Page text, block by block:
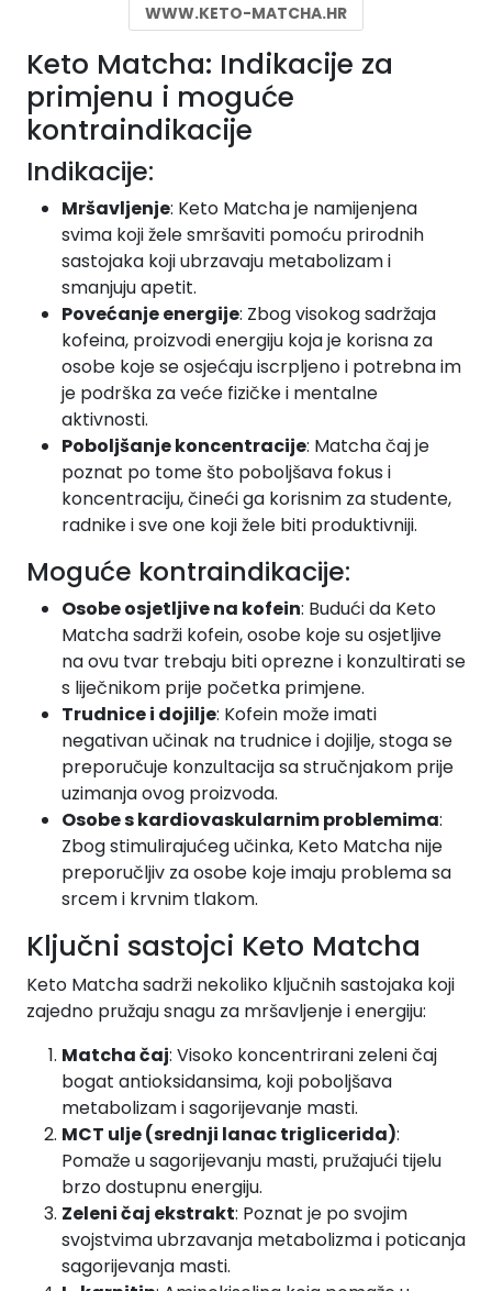
WWW.KETO-MATCHA.HR
Keto Matcha: Indikacije za
primjenu i moguće
kontraindikacije
Indikacije:
Mršavljenje: Keto Matcha je namijenjena
svima koji žele smršaviti pomoću prirodnih
sastojaka koji ubrzavaju metabolizam i
smanjuju apetit.
Povećanje energije: Zbog visokog sadržaja
kofeina, proizvodi energiju koja je korisna za
osobe koje se osjećaju iscrpljeno i potrebna im
je podrška za veće fizičke i mentalne
aktivnosti.
Poboljšanje koncentracije: Matcha čaj je
poznat po tome što poboljšava fokus i
koncentraciju, čineći ga korisnim za studente,
radnike i sve one koji žele biti produktivniji.
Moguće kontraindikacije:
Osobe osjetljive na kofein: Budući da Keto
Matcha sadrži kofein, osobe koje su osjetljive
na ovu tvar trebaju biti oprezne i konzultirati se
s liječnikom prije početka primjene.
Trudnice i dojilje: Kofein može imati
negativan učinak na trudnice i dojilje, stoga se
preporučuje konzultacija sa stručnjakom prije
uzimanja ovog proizvoda.
Osobe s kardiovaskularnim problemima:
Zbog stimulirajućeg učinka, Keto Matcha nije
preporučljiv za osobe koje imaju problema sa
srcem i krvnim tlakom.
Ključni sastojci Keto Matcha
Keto Matcha sadrži nekoliko ključnih sastojaka koji
zajedno pružaju snagu za mršavljenje i energiju:
Matcha čaj: Visoko koncentrirani zeleni čaj
bogat antioksidansima, koji poboljšava
metabolizam i sagorijevanje masti.
MCT ulje (srednji lanac triglicerida):
Pomaže u sagorijevanju masti, pružajući tijelu
brzo dostupnu energiju.
Zeleni čaj ekstrakt: Poznat je po svojim
svojstvima ubrzavanja metabolizma i poticanja
sagorijevanja masti.